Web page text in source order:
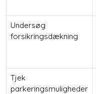
Undersøg
forsikringsdækning
Tjek
parkeringsmuligheder